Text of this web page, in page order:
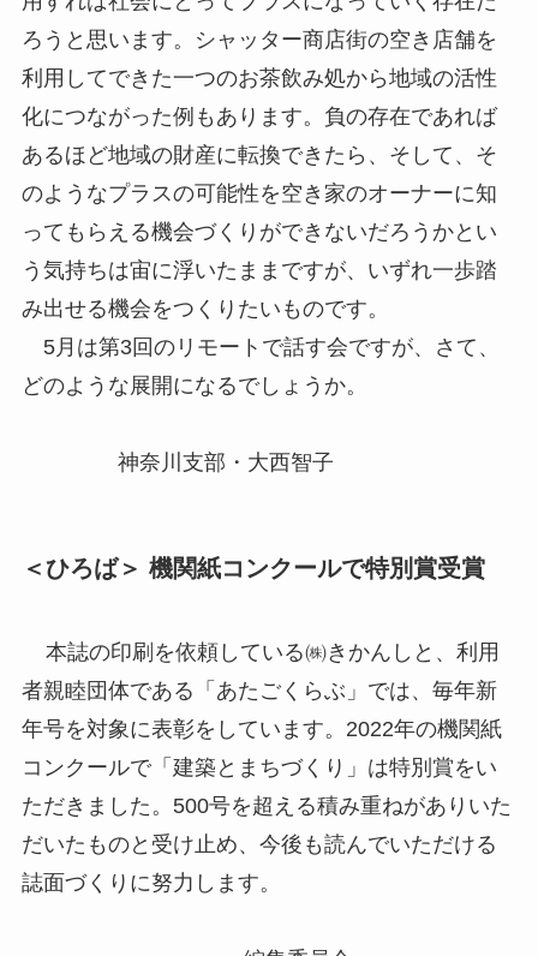
ろうと思います。シャッター商店街の空き店舗を
利用してできた一つのお茶飲み処から地域の活性
化につながった例もあります。負の存在であれば
あるほど地域の財産に転換できたら、そして、そ
のようなプラスの可能性を空き家のオーナーに知
ってもらえる機会づくりができないだろうかとい
う気持ちは宙に浮いたままですが、いずれ一歩踏
み出せる機会をつくりたいものです。
5月は第3回のリモートで話す会ですが、さて、
どのような展開になるでしょうか。
神奈川支部・大西智子
＜ひろば＞ 機関紙コンクールで特別賞受賞
本誌の印刷を依頼している㈱きかんしと、利用
者親睦団体である「あたごくらぶ」では、毎年新
年号を対象に表彰をしています。2022年の機関紙
コンクールで「建築とまちづくり」は特別賞をい
ただきました。500号を超える積み重ねがありいた
だいたものと受け止め、今後も読んでいただける
誌面づくりに努力します。